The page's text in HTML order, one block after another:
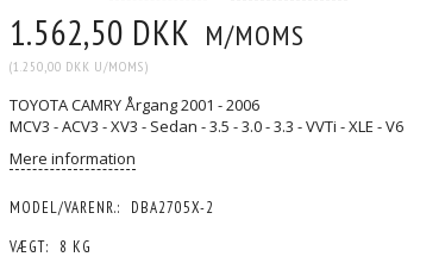
1.562,50 DKK M/MOMS
(1.250,00 DKK U/MOMS)
TOYOTA CAMRY Årgang 2001 - 2006
MCV3 - ACV3 - XV3 - Sedan - 3.5 - 3.0 - 3.3 - VVTi - XLE - V6
Mere information
MODEL/VARENR.:
DBA2705X-2
VÆGT:
8 KG